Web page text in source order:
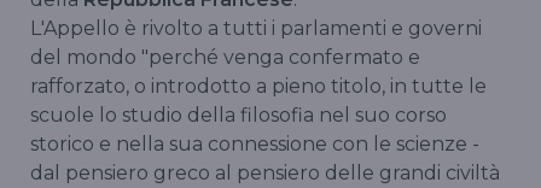
L'Appello è rivolto a tutti i parlamenti e governi
del mondo "perché venga confermato e
rafforzato, o introdotto a pieno titolo, in tutte le
scuole lo studio della filosofia nel suo corso
storico e nella sua connessione con le scienze -
dal pensiero greco al pensiero delle grandi civiltà